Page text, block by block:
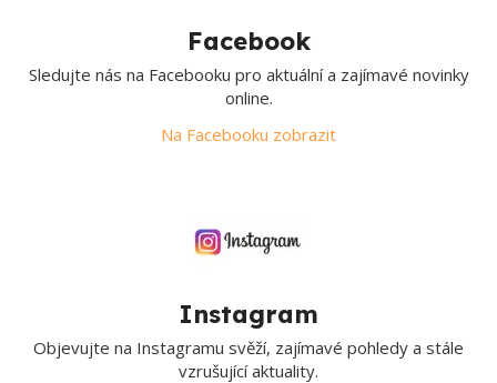
Facebook
Sledujte nás na Facebooku pro aktuální a zajímavé novinky
online.
Na Facebooku zobrazit
Instagram
Objevujte na Instagramu svěží, zajímavé pohledy a stále
vzrušující aktuality.